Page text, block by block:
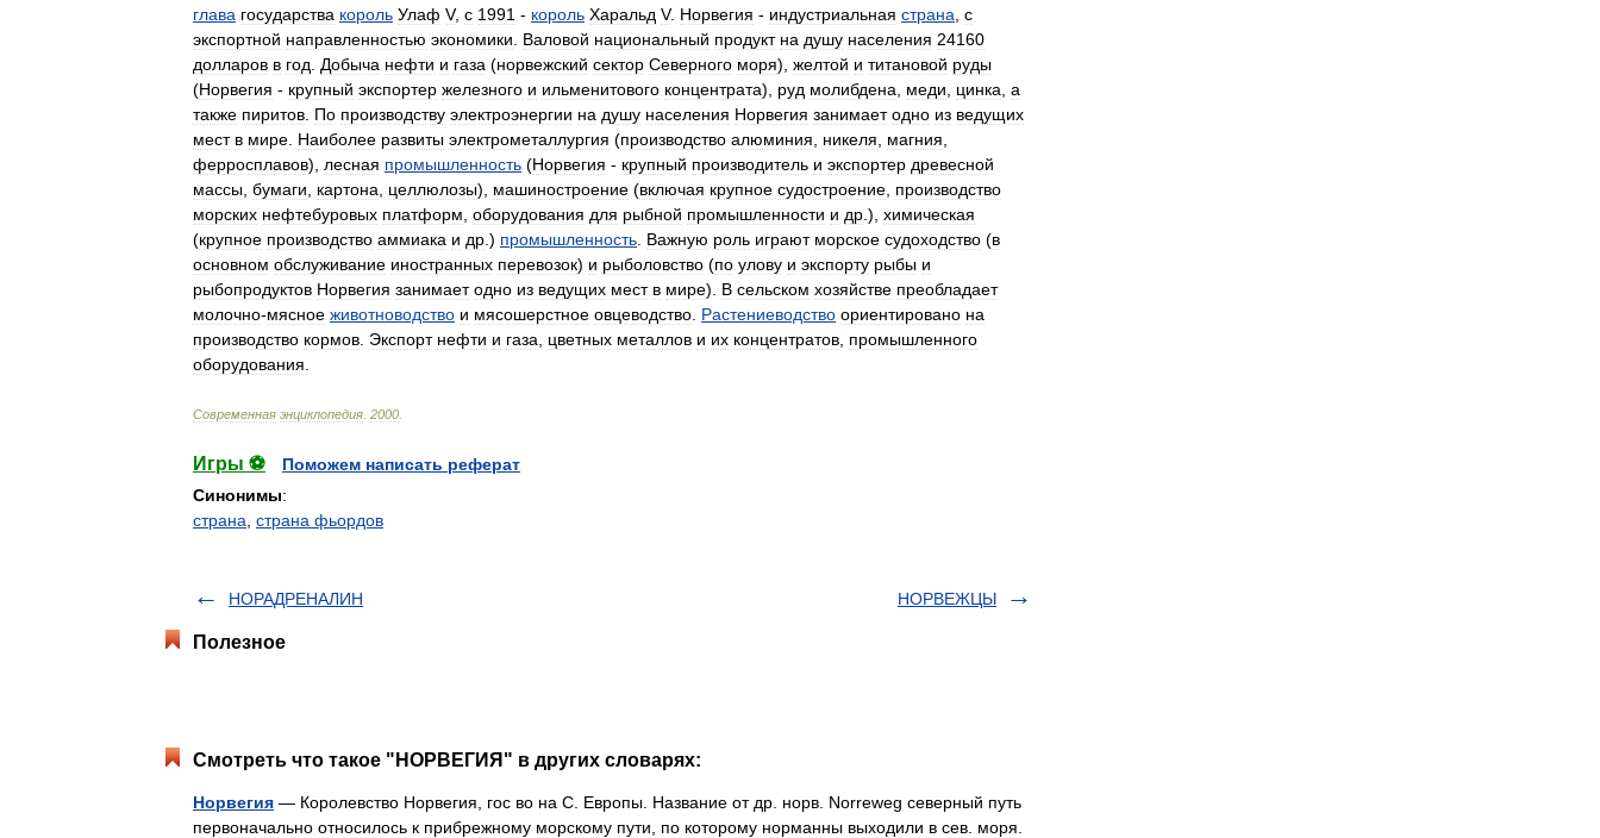
глава государства король Улаф V, с 1991 - король Харальд V. Норвегия - индустриальная страна с
экспортной направленностью экономики Валовой национальный продукт на душу населения 24160
долларов в год Добыча нефти и газа (норвежский сектор Северного моря), желтой и титановой руды
(Норвегия - крупный экспортер железного и ильменитового концентрата), руд молибдена меди цинка а
также пиритов По производству электроэнергии на душу населения Норвегия занимает одно из ведущих
мест в мире Наиболее развиты электрометаллургия (производство алюминия никеля магния
ферросплавов), лесная промышленность (Норвегия - крупный производитель и экспортер древесной
массы бумаги картона целлюлозы), машиностроение (включая крупное судостроение производство
морских нефтебуровых платформ оборудования для рыбной промышленности и др .), химическая
(крупное производство аммиака и др .) промышленность Важную роль играют морское судоходство (в
основном обслуживание иностранных перевозок) и рыболовство (по улову и экспорту рыбы и
рыбопродуктов Норвегия занимает одно из ведущих мест в мире). В сельском хозяйстве преобладает
молочно-мясное животноводство и мясошерстное овцеводство Растениеводство ориентировано на
производство кормов Экспорт нефти и газа цветных металлов и их концентратов промышленного
оборудования
Современная энциклопедия 2000
Игры ⚽
Поможем написать реферат
Синонимы:
страна страна фьордов
НОРАДРЕНАЛИН НОРВЕЖЦЫ
Полезное
Смотреть что такое "НОРВЕГИЯ" в других словарях:
Норвегия — Королевство Норвегия, гос во на С. Европы. Название от др. норв. Norreweg северный путь
первоначально относилось к прибрежному морскому пути, по которому норманны выходили в сев. моря.